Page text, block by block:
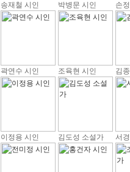
송재철 시인 박병문 시인 손
곽연수 시인 조육현 시인 김
이정용 시인 김도성 소설가 서